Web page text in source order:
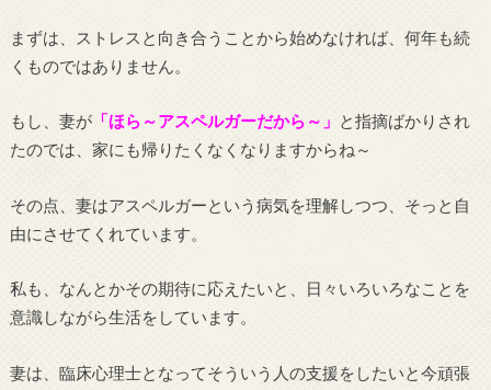
まずは、ストレスと向き合うことから始めなければ、何年も続
くものではありません。
もし、妻が「ほら～アスペルガーだから～」 と指摘ばかりされ
たのでは、家にも帰りたくなくなりますからね～
その点、妻はアスペルガーという病気を理解しつつ、そっと自
由にさせてくれています。
私も、なんとかその期待に応えたいと、日々いろいろなことを
意識しながら生活をしています。
妻は、臨床心理士となってそういう人の支援をしたいと今頑張